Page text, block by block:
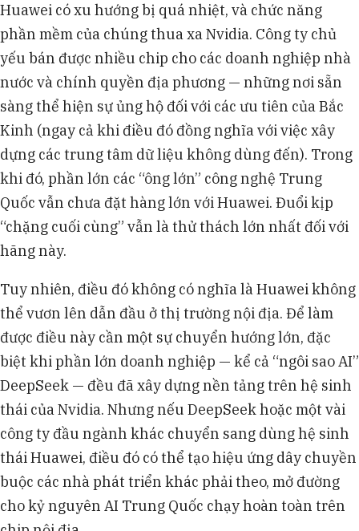
Huawei có xu hướng bị quá nhiệt, và chức năng
phần mềm của chúng thua xa Nvidia. Công ty chủ
yếu bán được nhiều chip cho các doanh nghiệp nhà
nước và chính quyền địa phương — những nơi sẵn
sàng thể hiện sự ủng hộ đối với các ưu tiên của Bắc
Kinh (ngay cả khi điều đó đồng nghĩa với việc xây
dựng các trung tâm dữ liệu không dùng đến). Trong
khi đó, phần lớn các “ông lớn” công nghệ Trung
Quốc vẫn chưa đặt hàng lớn với Huawei. Đuổi kịp
“chặng cuối cùng” vẫn là thử thách lớn nhất đối với
hãng này.
Tuy nhiên, điều đó không có nghĩa là Huawei không
thể vươn lên dẫn đầu ở thị trường nội địa. Để làm
được điều này cần một sự chuyển hướng lớn, đặc
biệt khi phần lớn doanh nghiệp — kể cả “ngôi sao AI”
DeepSeek — đều đã xây dựng nền tảng trên hệ sinh
thái của Nvidia. Nhưng nếu DeepSeek hoặc một vài
công ty đầu ngành khác chuyển sang dùng hệ sinh
thái Huawei, điều đó có thể tạo hiệu ứng dây chuyền
buộc các nhà phát triển khác phải theo, mở đường
cho kỷ nguyên AI Trung Quốc chạy hoàn toàn trên